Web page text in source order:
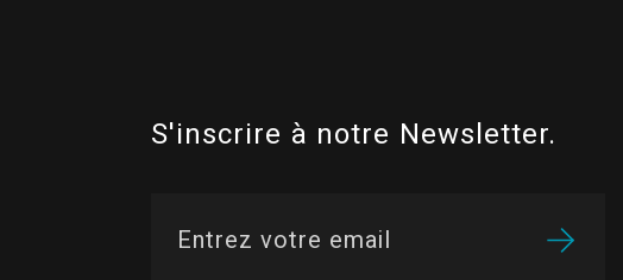
S'inscrire à notre Newsletter.